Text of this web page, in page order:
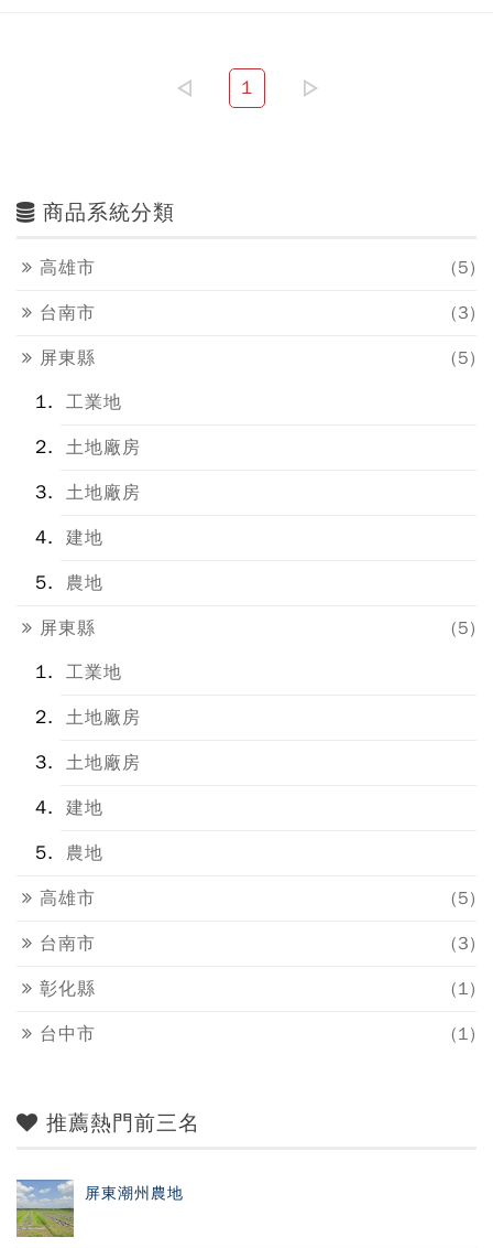
1
商品系統分類
高雄市 (5)
台南市 (3)
屏東縣
(5)
工業地
土地廠房
土地廠房
建地
農地
屏東縣
(5)
工業地
土地廠房
土地廠房
建地
農地
高雄市 (5)
台南市 (3)
彰化縣 (1)
台中市 (1)
推薦熱門前三名
屏東潮州農地